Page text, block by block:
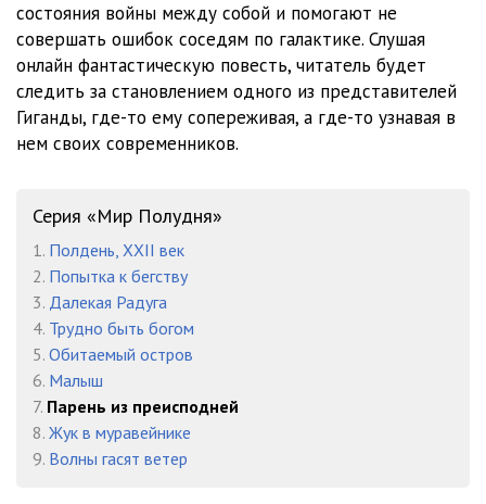
0702 16:43
0801 06:37
состояния войны между собой и помогают не
совершать ошибок соседям по галактике. Слушая
онлайн фантастическую повесть, читатель будет
следить за становлением одного из представителей
Гиганды, где-то ему сопереживая, а где-то узнавая в
нем своих современников.
Серия «Мир Полудня»
1. Полдень, XXII век
2. Попытка к бегству
3. Далекая Радуга
4. Трудно быть богом
5. Обитаемый остров
6. Малыш
7. Парень из преисподней
8. Жук в муравейнике
9. Волны гасят ветер